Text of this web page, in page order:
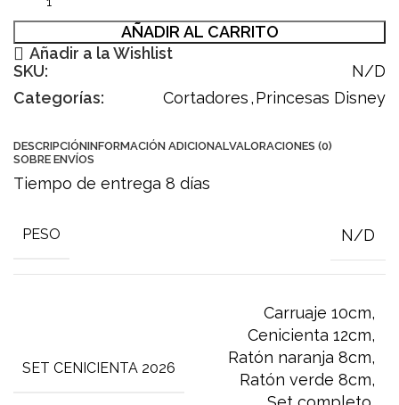
AÑADIR AL CARRITO
Añadir a la Wishlist
SKU:
N/D
Categorías:
Cortadores,Princesas Disney
DESCRIPCIÓNINFORMACIÓN ADICIONALVALORACIONES (0)
SOBRE ENVÍOS
Tiempo de entrega 8 días
PESO N/D
SET CENICIENTA 2026
Carruaje 10cm,
Cenicienta 12cm,
Ratón naranja 8cm,
Ratón verde 8cm,